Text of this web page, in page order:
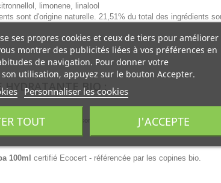
limonene, linalool
sont d'origine naturelle. 21,51% du total des ingrédients
HYDRATANTE BIO :
sèches du visage et du corps (pieds, mains, coudes) puis masser
100ml certifié Ecocert - référencée par les copines bio.
ses propres cookies et ceux de tiers pour améliorer
montrer des publicités liées à vos préférences en
de navigation. Pour donner votre
utilisation, appuyez sur le bouton Accepter.
Personnaliser les cookies
TOUT J'ACCEPTE